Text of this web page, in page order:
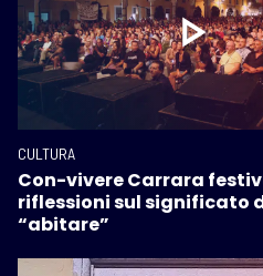
CULTURA
Con-vivere Carrara
riflessioni sul significato
“abitare”